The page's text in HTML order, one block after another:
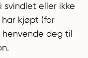
svindlet eller ikke
kjøpt (for
henvende deg til